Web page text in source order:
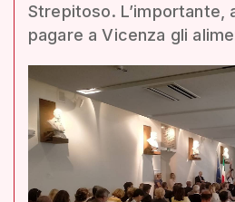
Strepitoso. L’importante,
pagare a Vicenza gli